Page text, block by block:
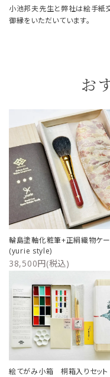
小池邦夫先生と弊社は絵手紙
御縁をいただいています。
お
輪島塗軸化粧筆+正絹織物ケ
(yurie style)
38,500円(税込)
絵てがみ小箱 桐箱入りセット